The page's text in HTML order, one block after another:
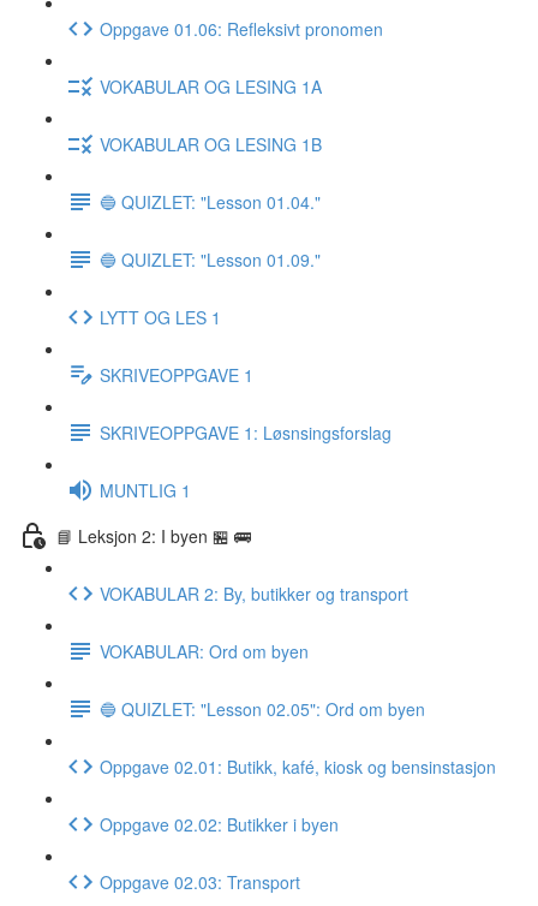
Oppgave 01.06: Refleksivt pronomen
VOKABULAR OG LESING 1A
VOKABULAR OG LESING 1B
🔵 QUIZLET: "Lesson 01.04."
🔵 QUIZLET: "Lesson 01.09."
LYTT OG LES 1
SKRIVEOPPGAVE 1
SKRIVEOPPGAVE 1: Løsnsingsforslag
MUNTLIG 1
📘 Leksjon 2: I byen 🏪 🚌
VOKABULAR 2: By, butikker og transport
VOKABULAR: Ord om byen
🔵 QUIZLET: "Lesson 02.05": Ord om byen
Oppgave 02.01: Butikk, kafé, kiosk og bensinstasjon
Oppgave 02.02: Butikker i byen
Oppgave 02.03: Transport